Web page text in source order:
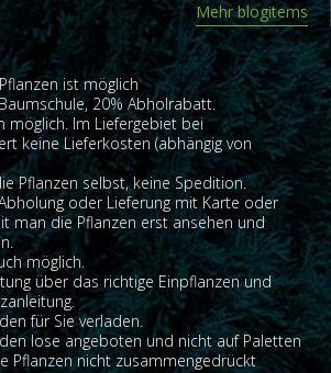
Mehr blogitems
ist möglich
20% Abholrabatt.
möglich. Im Liefergebiet bei
keine Lieferkosten (abhängig von
Pflanzen selbst, keine Spedition.
oder Lieferung mit Karte oder
man die Pflanzen erst ansehen und
möglich.
über das richtige Einpflanzen und
für Sie verladen.
lose angeboten und nicht auf Paletten
Pflanzen nicht zusammengedrückt